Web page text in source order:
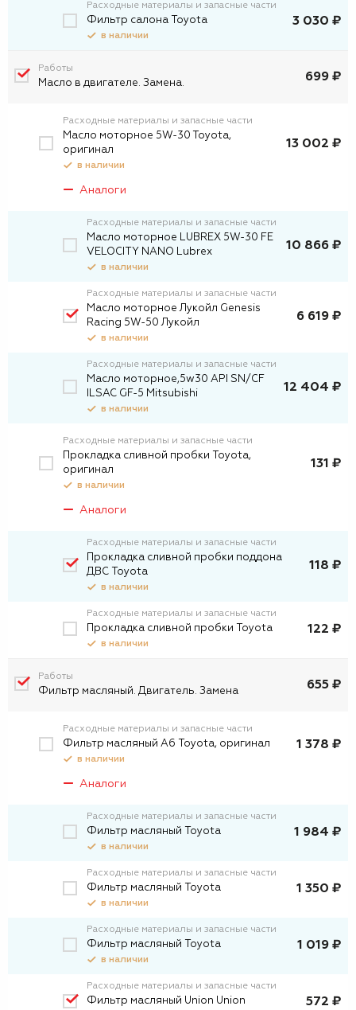
Расходные материалы и запасные части
Фильтр салона Toyota
в наличии
3 030 ₽
Работы
Масло в двигателе. Замена. 699 ₽
Расходные материалы и запасные части
Масло моторное 5W-30 Toyota,
оригинал
в наличии
13 002 ₽
Аналоги
Расходные материалы и запасные части
Масло моторное LUBREX 5W-30 FE
VELOCITY NANO Lubrex
в наличии
10 866 ₽
Расходные материалы и запасные части
Масло моторное Лукойл Genesis
Racing 5W-50 Лукойл
в наличии
6 619 ₽
Расходные материалы и запасные части
Масло моторное,5w30 API SN/CF
ILSAC GF-5 Mitsubishi
в наличии
12 404 ₽
Расходные материалы и запасные части
Прокладка сливной пробки Toyota,
оригинал
в наличии
131 ₽
Аналоги
Расходные материалы и запасные части
Прокладка сливной пробки поддона
ДВС Toyota
в наличии
118 ₽
Расходные материалы и запасные части
Прокладка сливной пробки Toyota
в наличии
122 ₽
Работы
Фильтр масляный. Двигатель. Замена 655 ₽
Расходные материалы и запасные части
Фильтр масляный А6 Toyota, оригинал
в наличии
1 378 ₽
Аналоги
Расходные материалы и запасные части
Фильтр масляный Toyota
в наличии
1 984 ₽
Расходные материалы и запасные части
Фильтp масляный Toyota
в наличии
1 350 ₽
Расходные материалы и запасные части
Фильтр масляный Toyota
в наличии
1 019 ₽
Расходные материалы и запасные части
Фильтр масляный Union Union 572 ₽